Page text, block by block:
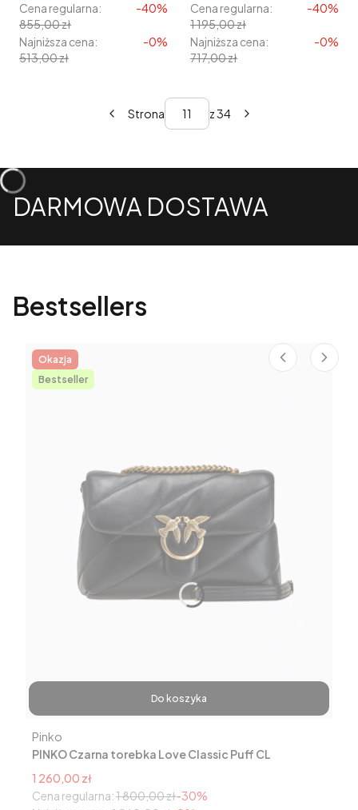
Cena regularna:
855,00 zł
-40%
Najniższa cena:
513,00 zł
-0%
MARMOLADA
Cena regularna:
1 195,00 zł
-40%
Najniższa cena:
717,00 zł
-0%
Strona z 34
DARMOWA DOSTAWA
Bestsellers
Okazja
Bestseller
Do koszyka
PINKO Czarna torebka Love Classic Puff CL
Producent
Pinko
Cena promocyjna
1 260,00 zł
Cena regularna:1 800,00 zł-30%